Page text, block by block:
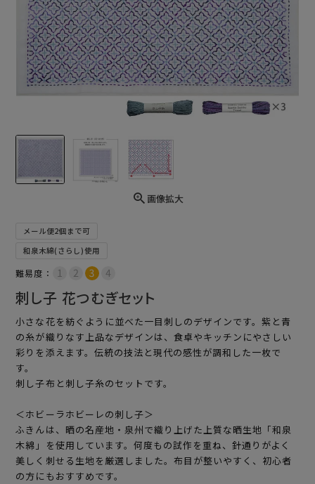
画像拡大
メール便2個まで可
和泉木綿(さらし)使用
難易度：
刺し子 花つむぎセット
小さな花を紡ぐように並べた一目刺しのデザインです。紫と青
の糸が織りなす上品なデザインは、食卓やキッチンにやさしい
彩りを添えます。伝統の技法と現代の感性が調和した一枚で
す。
刺し子布と刺し子糸のセットです。
＜ホビーラホビーレの刺し子＞
ふきんは、晒の名産地・泉州で織り上げた上質な晒生地「和泉
木綿」を使用しています。何度もの試作を重ね、針通りがよく
美しく刺せる生地を厳選しました。布目が整いやすく、初心者
の方にもおすすめです。